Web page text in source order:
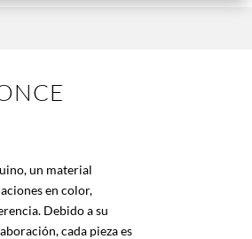
un material
en color,
Debido a su
cada pieza es